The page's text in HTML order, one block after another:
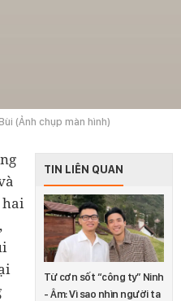
(Ảnh chụp màn hình)
TIN LIÊN QUAN
Từ cơn sốt “công ty” Ninh
- Âm: Vì sao nhìn người ta
hai